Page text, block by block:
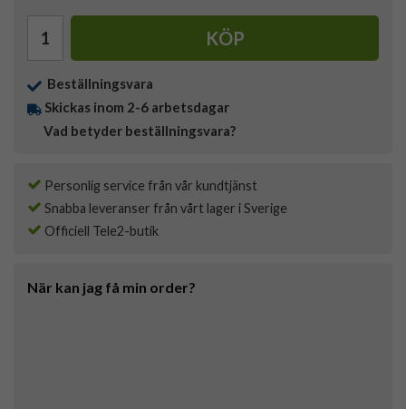
KÖP
Beställningsvara
Skickas inom 2-6 arbetsdagar
Vad betyder beställningsvara?
Personlig service från vår kundtjänst
Snabba leveranser från vårt lager i Sverige
Officiell Tele2-butik
När kan jag få min order?